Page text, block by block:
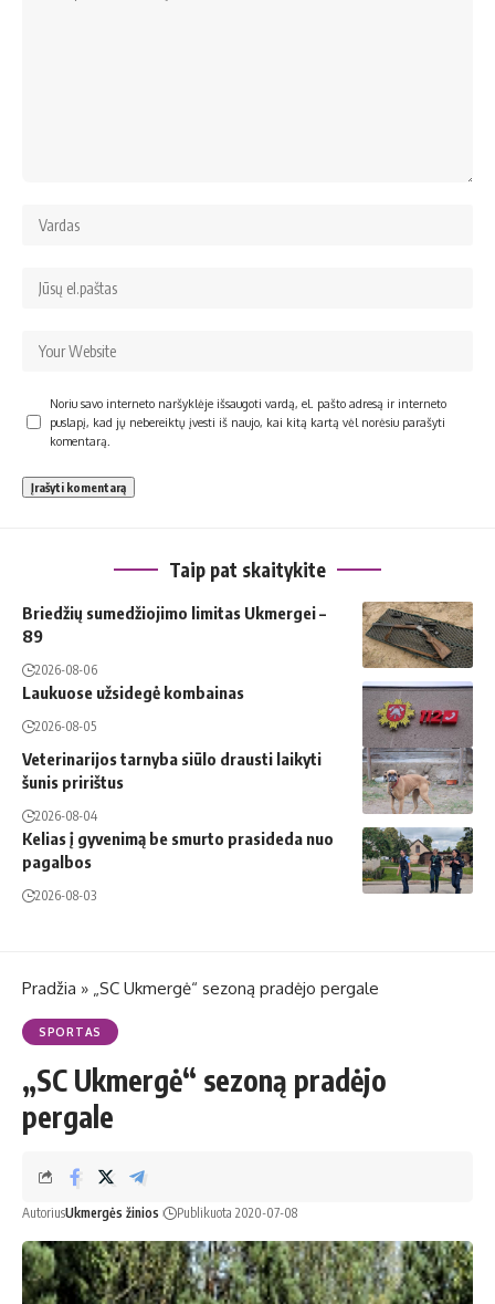
Noriu savo interneto naršyklėje išsaugoti vardą, el. pašto adresą ir interneto
puslapį, kad jų nebereiktų įvesti iš naujo, kai kitą kartą vėl norėsiu parašyti
komentarą.
Taip pat skaitykite
Briedžių sumedžiojimo limitas Ukmergei –
89
2026-08-06
Laukuose užsidegė kombainas
2026-08-05
Veterinarijos tarnyba siūlo drausti laikyti
šunis pririštus
2026-08-04
Kelias į gyvenimą be smurto prasideda nuo
pagalbos
2026-08-03
Pradžia » „SC Ukmergė“ sezoną pradėjo pergale
SPORTAS
„SC Ukmergė“ sezoną pradėjo
pergale
AutoriusUkmergės žinios Publikuota 2020-07-08